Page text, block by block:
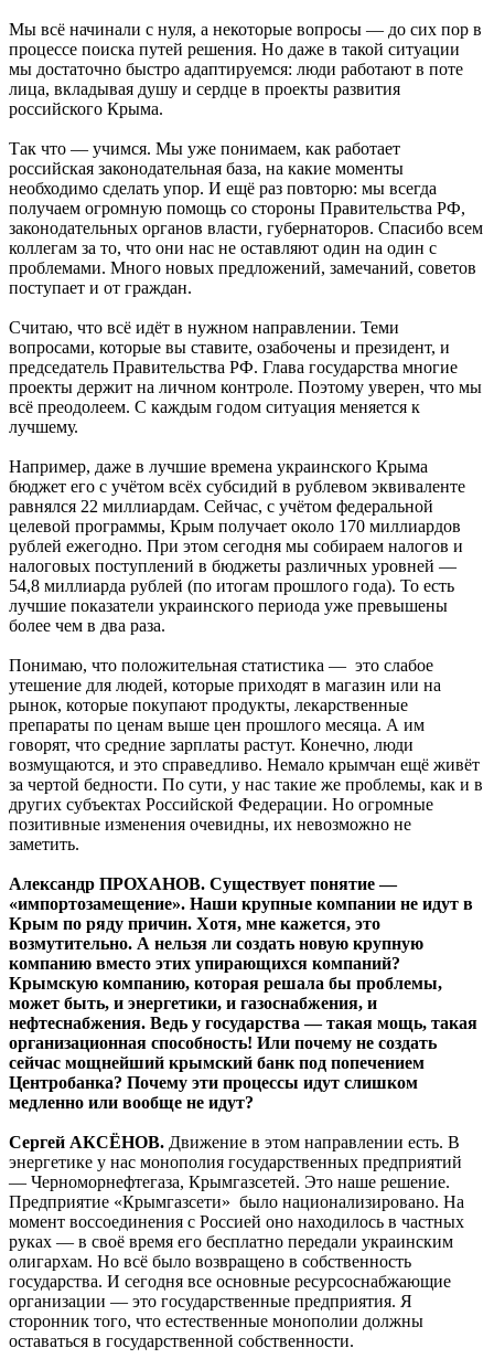
Мы всё начинали с нуля, а некоторые вопросы — до сих пор в
процессе поиска путей решения. Но даже в такой ситуации
мы достаточно быстро адаптируемся: люди работают в поте
лица, вкладывая душу и сердце в проекты развития
российского Крыма.
Так что — учимся. Мы уже понимаем, как работает
российская законодательная база, на какие моменты
необходимо сделать упор. И ещё раз повторю: мы всегда
получаем огромную помощь со стороны Правительства РФ,
законодательных органов власти, губернаторов. Спасибо всем
коллегам за то, что они нас не оставляют один на один с
проблемами. Много новых предложений, замечаний, советов
поступает и от граждан.
Считаю, что всё идёт в нужном направлении. Теми
вопросами, которые вы ставите, озабочены и президент, и
председатель Правительства РФ. Глава государства многие
проекты держит на личном контроле. Поэтому уверен, что мы
всё преодолеем. С каждым годом ситуация меняется к
лучшему.
Например, даже в лучшие времена украинского Крыма
бюджет его с учётом всёх субсидий в рублевом эквиваленте
равнялся 22 миллиардам. Сейчас, с учётом федеральной
целевой программы, Крым получает около 170 миллиардов
рублей ежегодно. При этом сегодня мы собираем налогов и
налоговых поступлений в бюджеты различных уровней —
54,8 миллиарда рублей (по итогам прошлого года). То есть
лучшие показатели украинского периода уже превышены
более чем в два раза.
Понимаю, что положительная статистика — это слабое
утешение для людей, которые приходят в магазин или на
рынок, которые покупают продукты, лекарственные
препараты по ценам выше цен прошлого месяца. А им
говорят, что средние зарплаты растут. Конечно, люди
возмущаются, и это справедливо. Немало крымчан ещё живёт
за чертой бедности. По сути, у нас такие же проблемы, как и в
других субъектах Российской Федерации. Но огромные
позитивные изменения очевидны, их невозможно не
заметить.
Александр ПРОХАНОВ. Существует понятие —
«импортозамещение». Наши крупные компании не идут в
Крым по ряду причин. Хотя, мне кажется, это
возмутительно. А нельзя ли создать новую крупную
компанию вместо этих упирающихся компаний?
Крымскую компанию, которая решала бы проблемы,
может быть, и энергетики, и газоснабжения, и
нефтеснабжения. Ведь у государства — такая мощь, такая
организационная способность! Или почему не создать
сейчас мощнейший крымский банк под попечением
Центробанка? Почему эти процессы идут слишком
медленно или вообще не идут?
Сергей АКСЁНОВ. Движение в этом направлении есть. В
энергетике у нас монополия государственных предприятий
— Черноморнефтегаза, Крымгазсетей. Это наше решение.
Предприятие «Крымгазсети» было национализировано. На
момент воссоединения с Россией оно находилось в частных
руках — в своё время его бесплатно передали украинским
олигархам. Но всё было возвращено в собственность
государства. И сегодня все основные ресурсоснабжающие
организации — это государственные предприятия. Я
сторонник того, что естественные монополии должны
оставаться в государственной собственности.